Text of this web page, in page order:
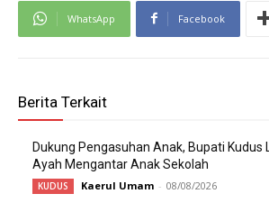
WhatsApp Facebook
Berita Terkait
Dukung Pengasuhan Anak, Bupati Kudus
Ayah Mengantar Anak Sekolah
KUDUS Kaerul Umam - 08/08/2026